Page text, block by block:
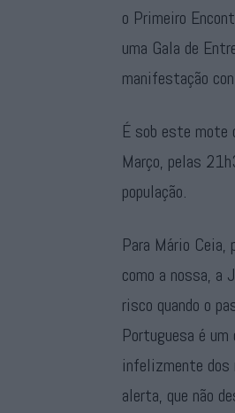
o Primeiro
uma Gala de
manifestação
É sob este mote
Março, pelas
população.
Para Mário
como a nossa, a
risco quando o
Portuguesa é
infelizmente dos
alerta, que não